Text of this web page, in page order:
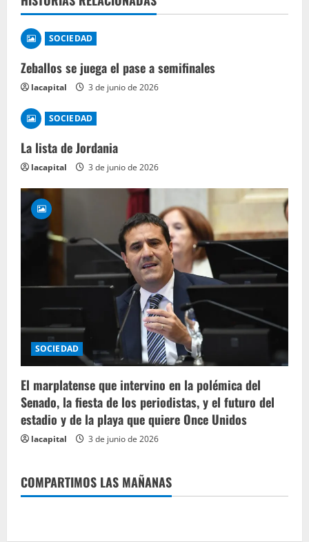
SOCIEDAD
Zeballos se juega el pase a semifinales
lacapital 3 de junio de 2026
SOCIEDAD
La lista de Jordania
lacapital 3 de junio de 2026
SOCIEDAD
El marplatense que intervino en la polémica del
Senado, la fiesta de los periodistas, y el futuro del
estadio y de la playa que quiere Once Unidos
lacapital 3 de junio de 2026
COMPARTIMOS LAS MAÑANAS